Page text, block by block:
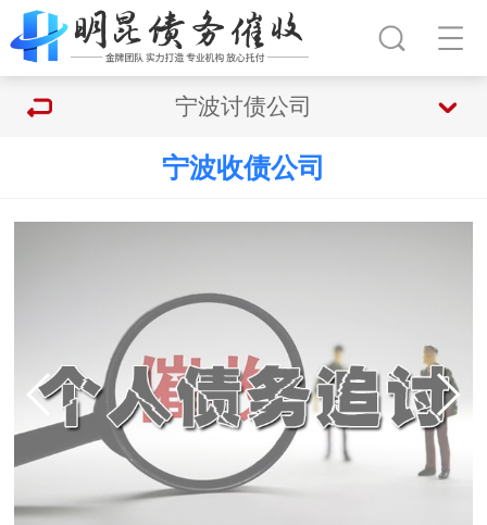
宁波讨债公司
宁波收债公司